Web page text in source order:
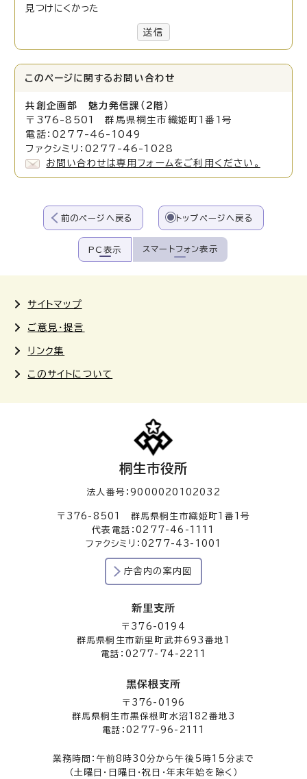
見つけにくかった
送信
このページに関する お問い合わせ
共創企画部 魅力発信課（2階）
〒376-8501 群馬県桐生市織姫町1番1号
電話：0277-46-1049
ファクシミリ：0277-46-1028
お問い合わせは専用フォームをご利用ください。
前のページへ戻る トップページへ戻る
PC表示 スマートフォン表示
サイトマップ
ご意見・提言
リンク集
このサイトについて
桐生市役所
法人番号：9000020102032
〒376-8501 群馬県桐生市織姫町1番1号
代表電話：0277-46-1111
ファクシミリ：0277-43-1001
庁舎内の案内図
新里支所
〒376-0194
群馬県桐生市新里町武井693番地1
電話：0277-74-2211
黒保根支所
〒376-0196
群馬県桐生市黒保根町水沼182番地3
電話：0277-96-2111
業務時間：午前8時30分から午後5時15分まで
（土曜日・日曜日・祝日・年末年始を除く）